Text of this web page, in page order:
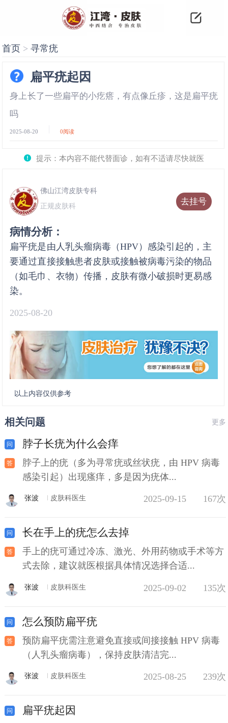
首页 >寻常疣
扁平疣起因
身上长了一些扁平的小疙瘩，有点像丘疹，这是扁平疣
吗
2025-08-20 0阅读
提示：本内容不能代替面诊，如有不适请尽快就医
去挂号
佛山江湾皮肤专科
正规皮肤科
病情分析：
扁平疣是由人乳头瘤病毒（HPV）感染引起的，主
要通过直接接触患者皮肤或接触被病毒污染的物品
（如毛巾、衣物）传播，皮肤有微小破损时更易感
染。
2025-08-20
以上内容仅供参考
相关问题 更多
脖子长疣为什么会痒
脖子上的疣（多为寻常疣或丝状疣，由 HPV 病毒
感染引起）出现瘙痒，多是因为疣体...
张波 皮肤科医生 2025-09-15 167次
长在手上的疣怎么去掉
手上的疣可通过冷冻、激光、外用药物或手术等方
式去除，建议就医根据具体情况选择合适...
张波 皮肤科医生 2025-09-02 135次
怎么预防扁平疣
预防扁平疣需注意避免直接或间接接触 HPV 病毒
（人乳头瘤病毒），保持皮肤清洁完...
张波 皮肤科医生 2025-08-25 239次
扁平疣起因